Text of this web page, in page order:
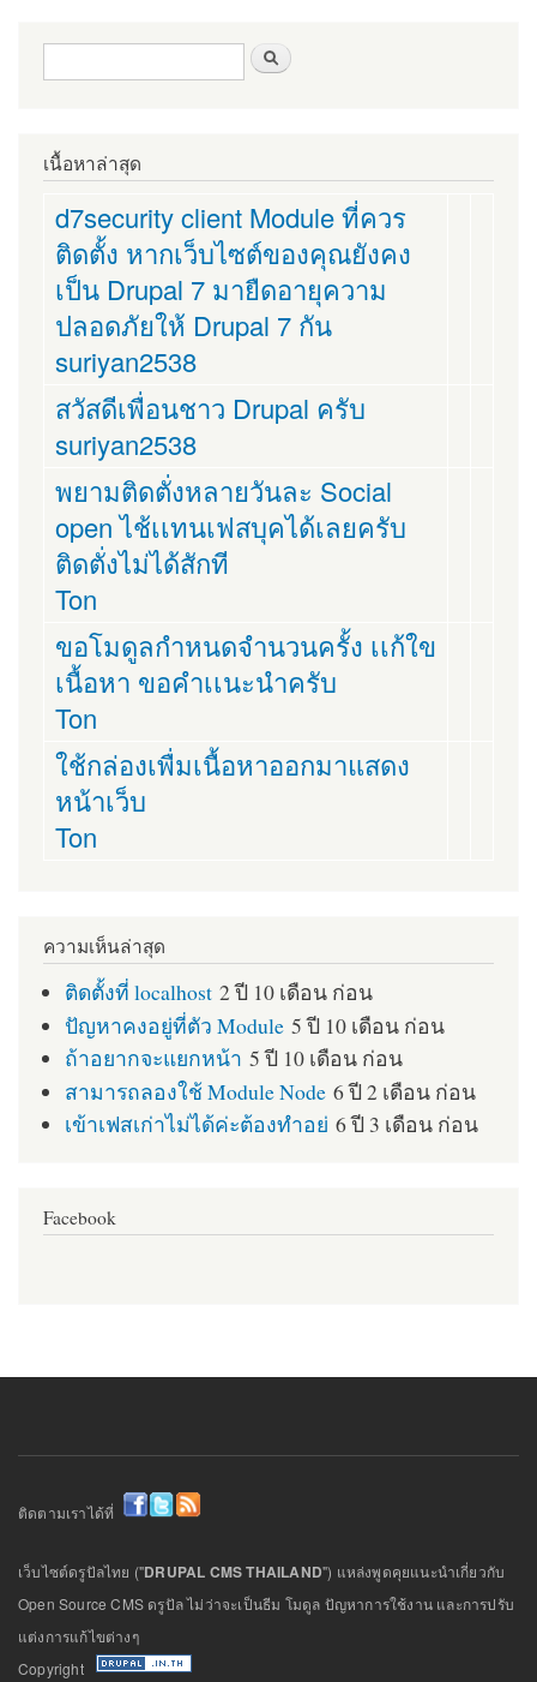
ฟอร์มค้นหา
เนื้อหาล่าสุด
d7security client Module ที่ควร
ติดตั้ง หากเว็บไซต์ของคุณยังคง
เป็น Drupal 7 มายืดอายุความ
ปลอดภัยให้ Drupal 7 กัน
suriyan2538
สวัสดีเพื่อนชาว Drupal ครับ
suriyan2538
พยามติดตั่งหลายวันละ Social
open ไช้เเทนเฟสบุคได้เลยครับ
ติดตั่งไม่ได้สักที
Ton
ขอโมดูลกำหนดจำนวนครั้ง เเก้ใข
เนื้อหา ขอคำเเนะนำครับ
Ton
ใช้กล่องเพื่มเนื้อหาออกมาแสดง
หน้าเว็บ
Ton
ความเห็นล่าสุด
ติดตั้งที่ localhost 2 ปี 10 เดือน ก่อน
ปัญหาคงอยู่ที่ตัว Module 5 ปี 10 เดือน ก่อน
ถ้าอยากจะแยกหน้า 5 ปี 10 เดือน ก่อน
สามารถลองใช้ Module Node 6 ปี 2 เดือน ก่อน
เข้าเฟสเก่าไม่ได้ค่ะต้องทำอย่ 6 ปี 3 เดือน ก่อน
Facebook
ติดตามเราได้ที่
เว็บไซต์ดรูปัลไทย ("DRUPAL CMS THAILAND") แหล่งพูดคุยแนะนำเกี่ยวกับ
Open Source CMS ดรูปัล ไม่ว่าจะเป็นธีม โมดูล ปัญหาการใช้งาน และการปรับ
แต่งการแก้ไขต่างๆ
Copyright